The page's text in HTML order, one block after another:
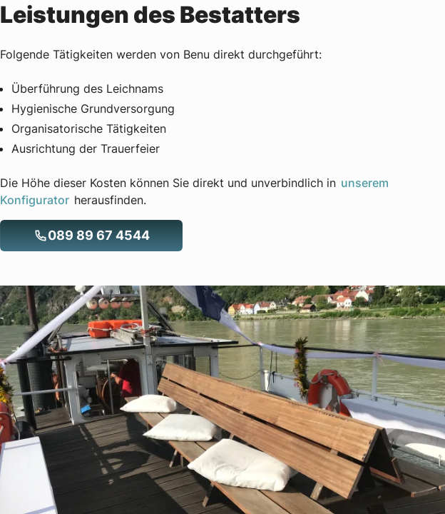
Leistungen des Bestatters
Folgende Tätigkeiten werden von Benu direkt durchgeführt:
Überführung des Leichnams
Hygienische Grundversorgung
Organisatorische Tätigkeiten
Ausrichtung der Trauerfeier
Die Höhe dieser Kosten können Sie direkt und unverbindlich in unserem
Konfigurator herausfinden.
089 89 67 4544